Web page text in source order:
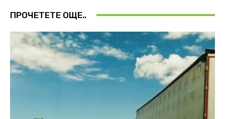
ПРОЧЕТЕТЕ ОЩЕ..